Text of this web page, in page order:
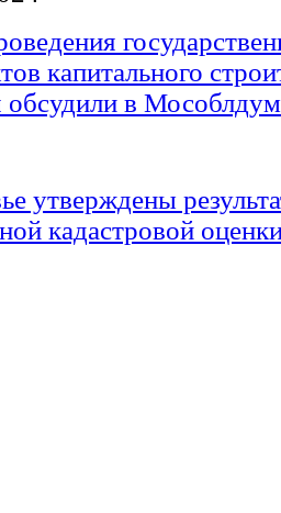
капитального
в
утверждены
кадастровой